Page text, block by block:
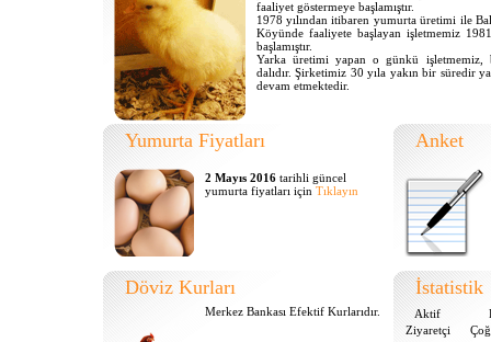
faaliyet göstermeye başlamıştır.
1978 yılından itibaren yumurta üretimi ile
Köyünde faaliyete başlayan işletmemiz
başlamıştır.
Yarka üretimi yapan o günkü işletmemiz,
dalıdır. Şirketimiz 30 yıla yakın bir süredir
devam etmektedir.
Yumurta Fiyatları
2 Mayıs 2016tarihli güncel
yumurta fiyatları için Tıklayın
Anket
Döviz Kurları
Merkez Bankası Efektif Kurlarıdır.
İstatistik
Aktif
Ziyaretçi